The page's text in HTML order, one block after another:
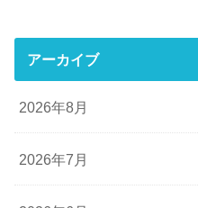
アーカイブ
2026年8月
2026年7月